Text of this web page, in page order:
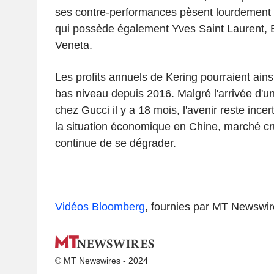
ses contre-performances pèsent
qui possède également Yves Saint Laurent,
Veneta.
Les profits annuels de Kering pourraient
bas niveau depuis 2016. Malgré l'arrivée
chez Gucci il y a 18 mois, l'avenir reste
la situation économique en Chine, marché
continue de se dégrader.
Vidéos Bloomberg, fournies par MT
© MT Newswires - 2024